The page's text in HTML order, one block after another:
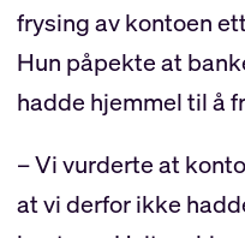
frysing av kontoen
Hun påpekte at
hadde hjemmel til å
– Vi vurderte at
at vi derfor ikke